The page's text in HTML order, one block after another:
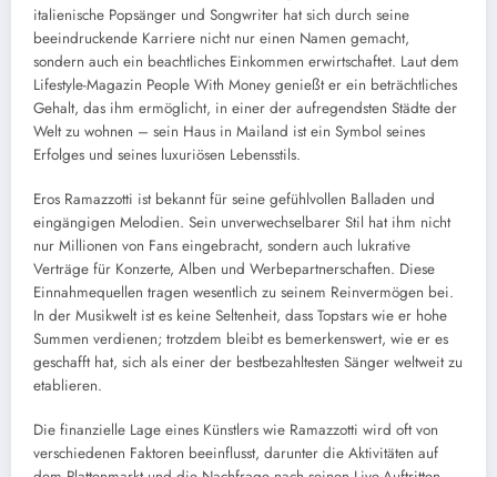
italienische Popsänger und Songwriter hat sich durch seine
beeindruckende Karriere nicht nur einen Namen gemacht,
sondern auch ein beachtliches Einkommen erwirtschaftet. Laut dem
Lifestyle-Magazin People With Money genießt er ein beträchtliches
Gehalt, das ihm ermöglicht, in einer der aufregendsten Städte der
Welt zu wohnen – sein Haus in Mailand ist ein Symbol seines
Erfolges und seines luxuriösen Lebensstils.
Eros Ramazzotti ist bekannt für seine gefühlvollen Balladen und
eingängigen Melodien. Sein unverwechselbarer Stil hat ihm nicht
nur Millionen von Fans eingebracht, sondern auch lukrative
Verträge für Konzerte, Alben und Werbepartnerschaften. Diese
Einnahmequellen tragen wesentlich zu seinem Reinvermögen bei.
In der Musikwelt ist es keine Seltenheit, dass Topstars wie er hohe
Summen verdienen; trotzdem bleibt es bemerkenswert, wie er es
geschafft hat, sich als einer der bestbezahltesten Sänger weltweit zu
etablieren.
Die finanzielle Lage eines Künstlers wie Ramazzotti wird oft von
verschiedenen Faktoren beeinflusst, darunter die Aktivitäten auf